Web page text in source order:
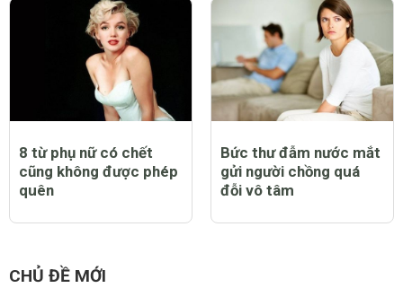
8 từ phụ nữ có chết
cũng không được phép
quên
Bức thư đẫm nước mắt
gửi người chồng quá
đỗi vô tâm
CHỦ ĐỀ MỚI